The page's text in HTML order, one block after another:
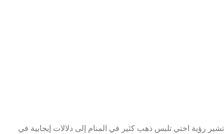
تشير رؤية اختي تلبس ذهب كثير في المنام إلى دلالات إيجابية في